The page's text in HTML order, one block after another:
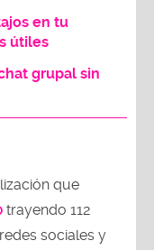
en tu
útiles
grupal sin
que
trayendo 112
sociales y